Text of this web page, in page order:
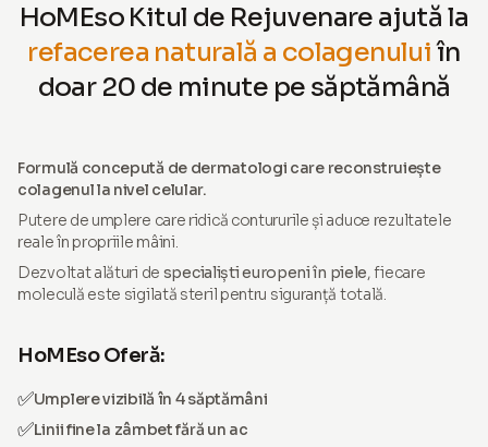
HoMEso Kitul de Rejuvenare ajută la
refacerea naturală a colagenuluiîn
doar 20 de minute pe săptămână
Formulă concepută de dermatologi care reconstruiește
colagenul la nivel celular.
Putere de umplere care ridică contururile și aduce rezultatele
reale în propriile mâini.
Dezvoltat alături de specialiști europeni în piele, fiecare
moleculă este sigilată steril pentru siguranță totală.
HoMEso Oferă:
✅Umplere vizibilă în 4 săptămâni
✅Linii fine la zâmbet fără un ac